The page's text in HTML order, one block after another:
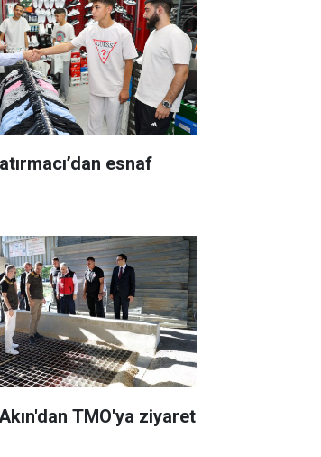
esnaf
TMO'ya ziyaret